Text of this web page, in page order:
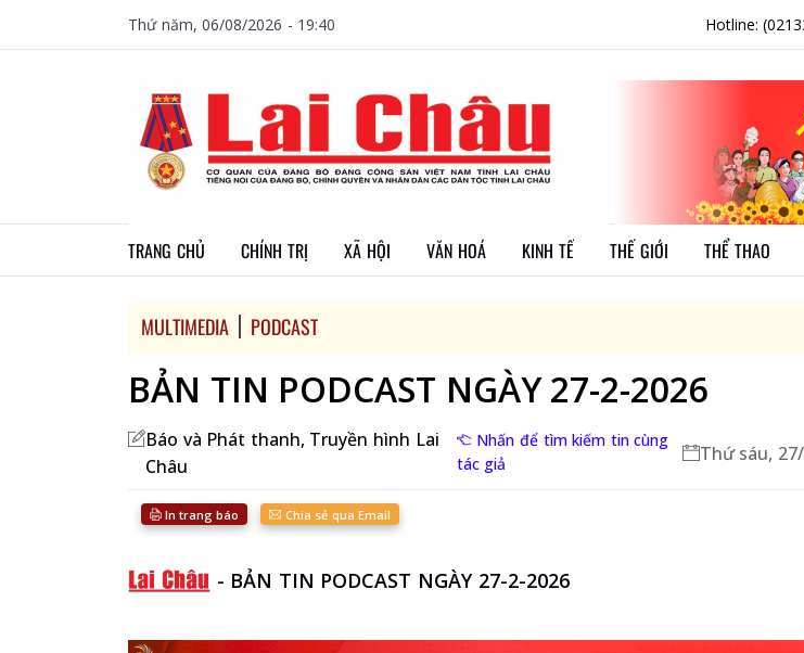
Thứ năm, 06/08/2026 - 19:40 Hotline:
TRANG CHỦ CHÍNH TRỊ XÃ HỘI VĂN HOÁ KINH TẾ THẾ GIỚI THỂ THAO
MULTIMEDIA PODCAST
BẢN TIN PODCAST NGÀY 27-2-2026
Báo và Phát thanh, Truyền hình Lai
Châu
Nhấn để tìm kiếm tin cùng
tác giả
Thứ sáu,
In trang báo Chia sẻ qua Email
- BẢN TIN PODCAST NGÀY 27-2-2026